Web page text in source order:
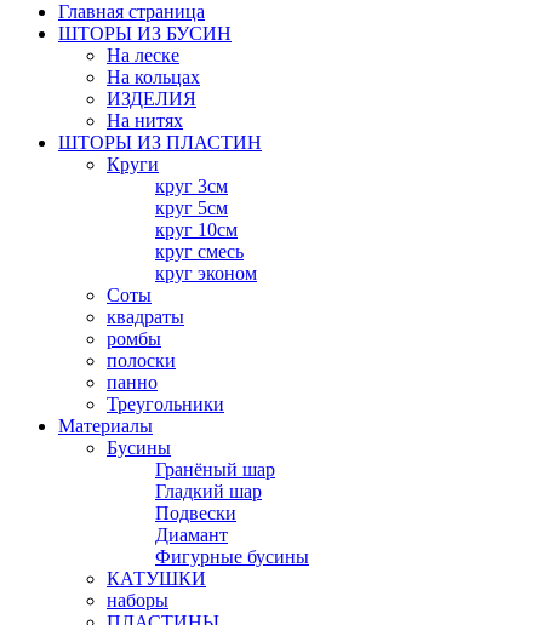
Главная страница
ШТОРЫ ИЗ БУСИН
На леске
На кольцах
ИЗДЕЛИЯ
На нитях
ШТОРЫ ИЗ ПЛАСТИН
Круги
круг 3см
круг 5см
круг 10см
круг смесь
круг эконом
Соты
квадраты
ромбы
полоски
панно
Треугольники
Материалы
Бусины
Гранёный шар
Гладкий шар
Подвески
Диамант
Фигурные бусины
КАТУШКИ
наборы